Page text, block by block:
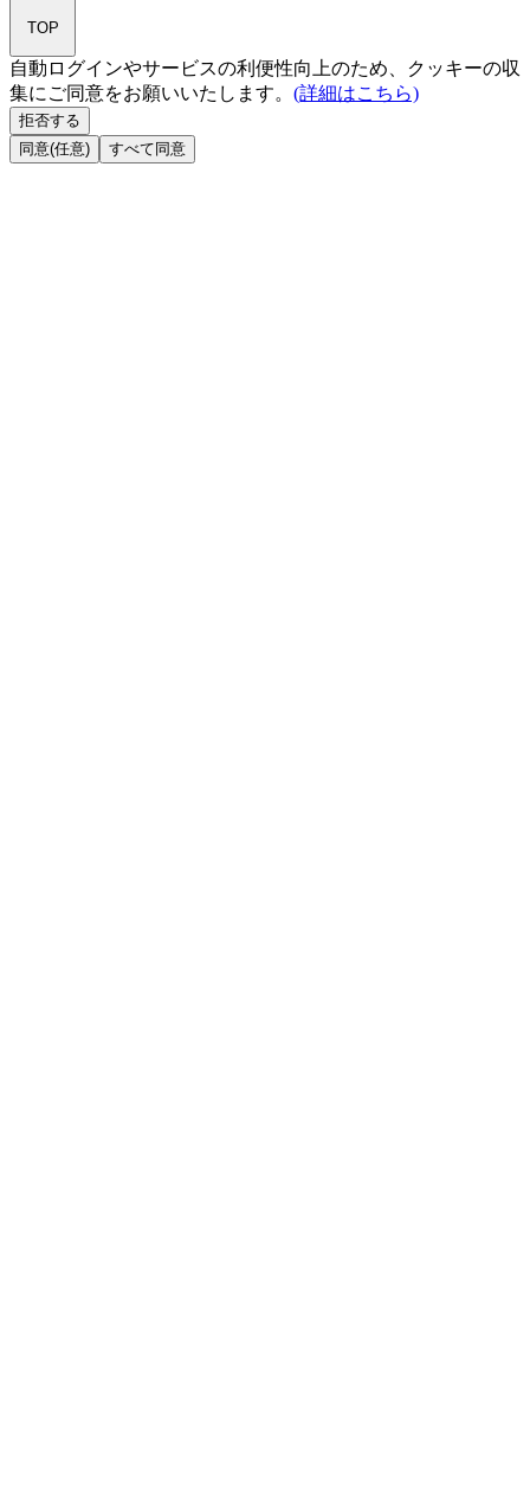
TOP
自動ログインやサービスの利便性向上のため、クッキーの収
集にご同意をお願いいたします。 (詳細はこちら)
拒否する
同意(任意)
すべて同意